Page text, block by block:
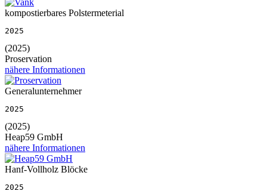
kompostierbares Polstermeterial
2025
(2025)
Proservation
nähere Informationen
Generalunternehmer
2025
(2025)
Heap59 GmbH
nähere Informationen
Hanf-Vollholz Blöcke
2025